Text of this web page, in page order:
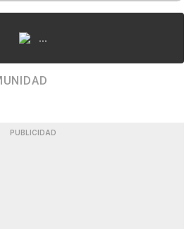
...
PUBLICIDAD